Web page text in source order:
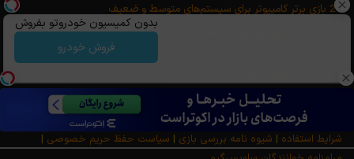
25 بازی برتر کامپیوتر برای سیستم‌های متوسط و ضعیف
سلب مسئولیت
شرایط استفاده | شیوه نامه بررسی بازی | سیاست حفظ حریم خصوصی |
بدون کمیسیون خودروتو بفروش
فروش خودرو